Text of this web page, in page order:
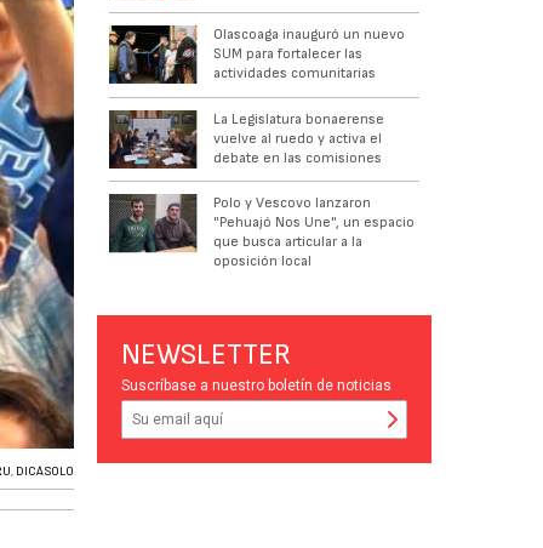
, DICÁSOLO
Olascoaga inauguró un nuevo
SUM para fortalecer las
actividades comunitarias
La Legislatura bonaerense
vuelve al ruedo y activa el
debate en las comisiones
Polo y Vescovo lanzaron
"Pehuajó Nos Une", un espacio
que busca articular a la
oposición local
NEWSLETTER
Suscríbase a nuestro boletín de noticias